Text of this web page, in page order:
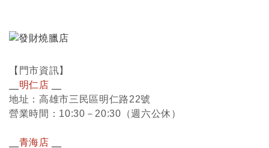
【門市資訊】
明仁店
地址：高雄市三民區明仁路22號
營業時間：10:30－20:30（週六公休）
青海店